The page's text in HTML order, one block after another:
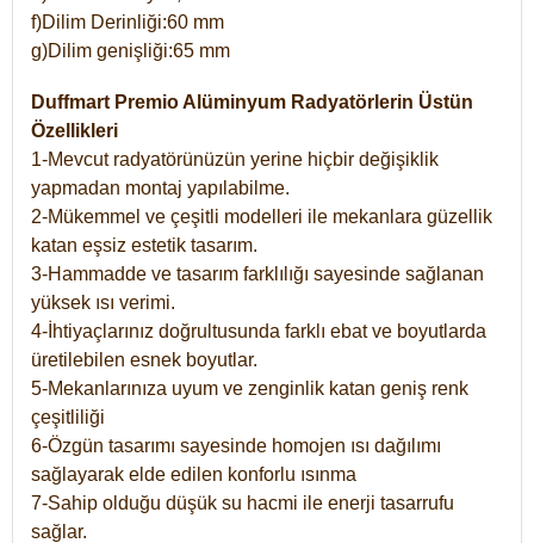
f)Dilim Derinliği:60 mm
g)Dilim genişliği:65 mm
Duffmart Premio Alüminyum Radyatörlerin Üstün
Özellikleri
1-Mevcut radyatörünüzün yerine hiçbir değişiklik
yapmadan montaj yapılabilme.
2-Mükemmel ve çeşitli modelleri ile mekanlara güzellik
katan eşsiz estetik tasarım.
3-Hammadde ve tasarım farklılığı sayesinde sağlanan
yüksek ısı verimi.
4-İhtiyaçlarınız doğrultusunda farklı ebat ve boyutlarda
üretilebilen esnek boyutlar.
5-Mekanlarınıza uyum ve zenginlik katan geniş renk
çeşitliliği
6-Özgün tasarımı sayesinde homojen ısı dağılımı
sağlayarak elde edilen konforlu ısınma
7-Sahip olduğu düşük su hacmi ile enerji tasarrufu
sağlar.